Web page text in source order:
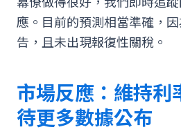
應。目前的預測相當準確，
告，且未出現報復性關稅。
市場反應：維持利
待更多數據公布